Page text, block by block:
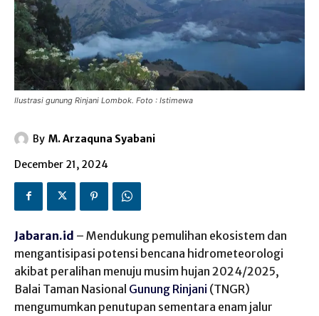
Ilustrasi gunung Rinjani Lombok. Foto : Istimewa
By M. Arzaquna Syabani
December 21, 2024
Jabaran.id – Mendukung pemulihan ekosistem dan
mengantisipasi potensi bencana hidrometeorologi
akibat peralihan menuju musim hujan 2024/2025,
Balai Taman Nasional Gunung Rinjani (TNGR)
mengumumkan penutupan sementara enam jalur